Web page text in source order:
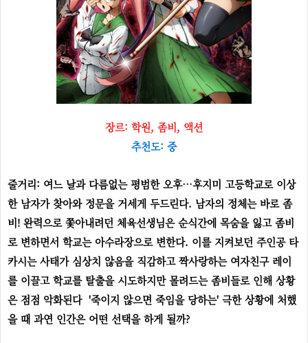
장르: 학원, 좀비, 액션
추천도: 중
줄거리: 여느 날과 다름없는 평범한 오후…후지미 고등학교로 이상
한 남자가 찾아와 정문을 거세게 두드린다. 남자의 정체는 바로 좀
비! 완력으로 쫓아내려던 체육선생님은 순식간에 목숨을 잃고 좀비
로 변하면서 학교는 아수라장으로 변한다. 이를 지켜보던 주인공 타
카시는 사태가 심상치 않음을 직감하고 짝사랑하는 여자친구 레이
를 이끌고 학교를 탈출을 시도하지만 몰려드는 좀비들로 인해 상황
은 점점 악화된다 '죽이지 않으면 죽임을 당하는' 극한 상황에 처했
을 때 과연 인간은 어떤 선택을 하게 될까?